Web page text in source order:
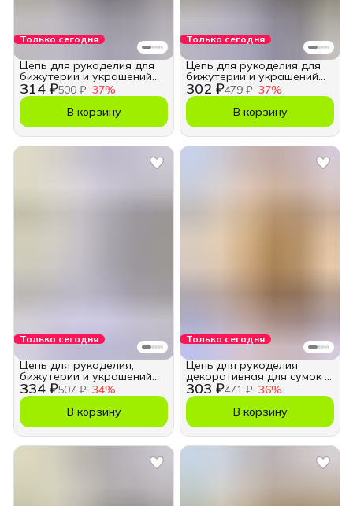
Только сегодня
314 ₽500 ₽−37%
Цепь для рукоделия для
бижутерии и украшений
4,5х6 мм.
В корзину
Только сегодня
302 ₽479 ₽−37%
Цепь для рукоделия для
бижутерии и украшений
4,5х6 мм.
В корзину
Только сегодня
334 ₽507 ₽−34%
Цепь для рукоделия,
бижутерии и украшений
3,5х6,5 мм.
В корзину
Только сегодня
303 ₽471 ₽−36%
Цепь для рукоделия
декоративная для сумок и
бижутерии 7 мм.
В корзину